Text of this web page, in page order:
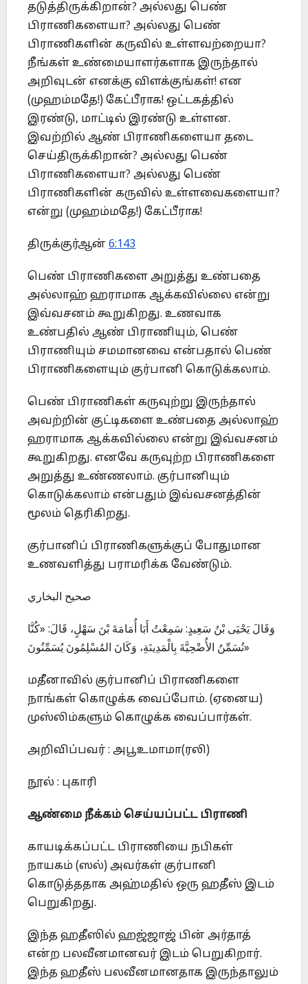
தடுத்திருக்கிறான்? அல்லது பெண்
பிராணிகளையா? அல்லது பெண்
பிராணிகளின் கருவில் உள்ளவற்றையா?
நீங்கள் உண்மையாளர்களாக இருந்தால்
அறிவுடன் எனக்கு விளக்குங்கள்! என
(முஹம்மதே!) கேட்பீராக! ஒட்டகத்தில்
இரண்டு, மாட்டில் இரண்டு உள்ளன.
இவற்றில் ஆண் பிராணிகளையா தடை
செய்திருக்கிறான்? அல்லது பெண்
பிராணிகளையா? அல்லது பெண்
பிராணிகளின் கருவில் உள்ளவைகளையா?
என்று (முஹம்மதே!) கேட்பீராக!
திருக்குர்ஆன் 6:143
பெண் பிராணிகளை அறுத்து உண்பதை
அல்லாஹ் ஹராமாக ஆக்கவில்லை என்று
இவ்வசனம் கூறுகிறது. உணவாக
உண்பதில் ஆண் பிராணியும், பெண்
பிராணியும் சமமானவை என்பதால் பெண்
பிராணிகளையும் குர்பானி கொடுக்கலாம்.
பெண் பிராணிகள் கருவுற்று இருந்தால்
அவற்றின் குட்டிகளை உண்பதை அல்லாஹ்
ஹராமாக ஆக்கவில்லை என்று இவ்வசனம்
கூறுகிறது. எனவே கருவுற்ற பிராணிகளை
அறுத்து உண்ணலாம். குர்பானியும்
கொடுக்கலாம் என்பதும் இவ்வசனத்தின்
மூலம் தெரிகிறது.
குர்பானிப் பிராணிகளுக்குப் போதுமான
உணவளித்து பராமரிக்க வேண்டும்.
صحيح البخاري
وَقَالَ يَحْيَى بْنُ سَعِيدٍ: سَمِعْتُ أَبَا أُمَامَةَ بْنَ سَهْلٍ، قَالَ: «كُنَّا
نُسَمِّنُ الأُضْحِيَّةَ بِالْمَدِينَةِ، وَكَانَ المُسْلِمُونَ يُسَمِّنُونَ»
மதீனாவில் குர்பானிப் பிராணிகளை
நாங்கள் கொழுக்க வைப்போம். (ஏனைய)
முஸ்லிம்களும் கொழுக்க வைப்பார்கள்.
அறிவிப்பவர் : அபூஉமாமா(ரலி)
நூல் : புகாரி
ஆண்மை நீக்கம் செய்யப்பட்ட பிராணி
காயடிக்கப்பட்ட பிராணியை நபிகள்
நாயகம் (ஸல்) அவர்கள் குர்பானி
கொடுத்ததாக அஹ்மதில் ஒரு ஹதீஸ் இடம்
பெறுகிறது.
இந்த ஹதீஸில் ஹஜ்ஜாஜ் பின் அர்தாத்
என்ற பலவீனமானவர் இடம் பெறுகிறார்.
இந்த ஹதீஸ் பலவீனமானதாக இருந்தாலும்